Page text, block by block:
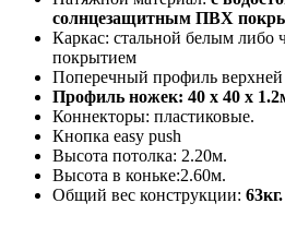
солнцезащитным ПВХ
Каркас: стальной белым
покрытием
Поперечный профиль
Профиль ножек: 40 х 40 х
Коннекторы: пластиковые.
Кнопка easy push
Высота потолка: 2.20м.
Высота в коньке:2.60м.
Общий вес конструкции: 63кг.